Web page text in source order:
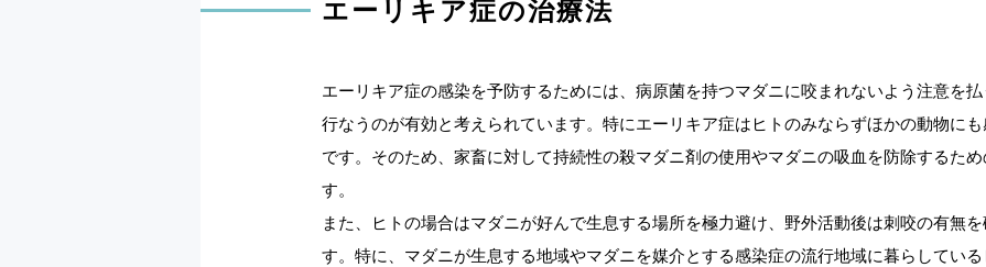
エーリキア症の治療法
エーリキア症の感染を予防するためには、病原菌を持つマダニに咬まれないよう注意を
行なうのが有効と考えられています。特にエーリキア症はヒトのみならずほかの動物に
です。そのため、家畜に対して持続性の殺マダニ剤の使用やマダニの吸血を防除するた
す。
また、ヒトの場合はマダニが好んで生息する場所を極力避け、野外活動後は刺咬の有無
す。特に、マダニが生息する地域やマダニを媒介とする感染症の流行地域に暮らしてい